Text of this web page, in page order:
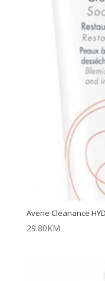
Avene Cleanance
29.80KM